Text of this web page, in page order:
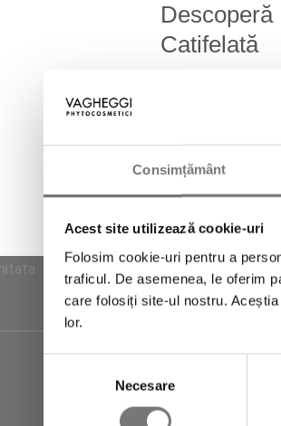
Consimțământ
Acest site utilizează cookie-uri
Folosim cookie-uri pentru a
traficul. De asemenea, le oferim
care folosiți site-ul nostru.
lor.
consimțământului
Necesare
Descoperă
Catifelată
farduri de obraz
pentru un look
impecabilde
sănătos și
stilului și ocaziilor
pentru un ten